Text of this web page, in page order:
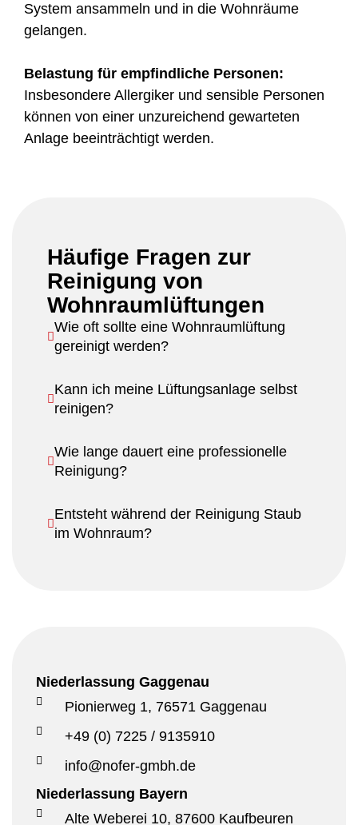
System ansammeln und in die Wohnräume
gelangen.
Belastung für empfindliche Personen:
Insbesondere Allergiker und sensible Personen
können von einer unzureichend gewarteten
Anlage beeinträchtigt werden.
Häufige Fragen zur
Reinigung von
Wohnraumlüftungen
Wie oft sollte eine Wohnraumlüftung
gereinigt werden?
Kann ich meine Lüftungsanlage selbst
reinigen?
Wie lange dauert eine professionelle
Reinigung?
Entsteht während der Reinigung Staub
im Wohnraum?
Niederlassung Gaggenau
Pionierweg 1, 76571 Gaggenau
+49 (0) 7225 / 9135910
info@nofer-gmbh.de
Niederlassung Bayern
Alte Weberei 10, 87600 Kaufbeuren